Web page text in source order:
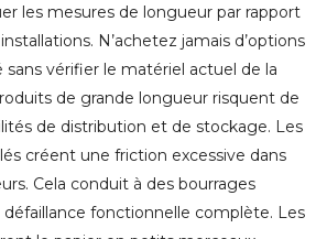
les mesures de longueur par rapport
N’achetez jamais d’options
sans vérifier le matériel actuel de la
de grande longueur risquent de
de distribution et de stockage. Les
créent une friction excessive dans
Cela conduit à des bourrages
fonctionnelle complète. Les